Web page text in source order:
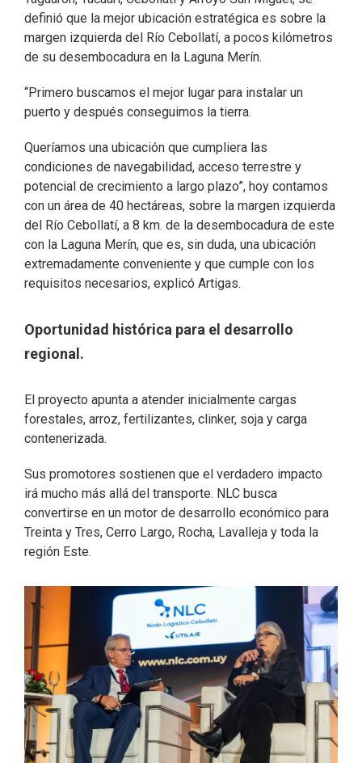
definió que la mejor ubicación estratégica es sobre la
margen izquierda del Río Cebollatí, a pocos kilómetros
de su desembocadura en la Laguna Merín.
“Primero buscamos el mejor lugar para instalar un
puerto y después conseguimos la tierra.
Queríamos una ubicación que cumpliera las
condiciones de navegabilidad, acceso terrestre y
potencial de crecimiento a largo plazo”, hoy contamos
con un área de 40 hectáreas, sobre la margen izquierda
del Río Cebollatí, a 8 km. de la desembocadura de este
con la Laguna Merín, que es, sin duda, una ubicación
extremadamente conveniente y que cumple con los
requisitos necesarios, explicó Artigas.
Oportunidad histórica para el desarrollo
regional.
El proyecto apunta a atender inicialmente cargas
forestales, arroz, fertilizantes, clinker, soja y carga
contenerizada.
Sus promotores sostienen que el verdadero impacto
irá mucho más allá del transporte. NLC busca
convertirse en un motor de desarrollo económico para
Treinta y Tres, Cerro Largo, Rocha, Lavalleja y toda la
región Este.